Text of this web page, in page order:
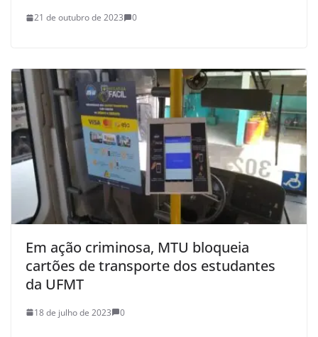
21 de outubro de 2023 0
Em ação criminosa, MTU bloqueia
cartões de transporte dos estudantes
da UFMT
18 de julho de 2023 0